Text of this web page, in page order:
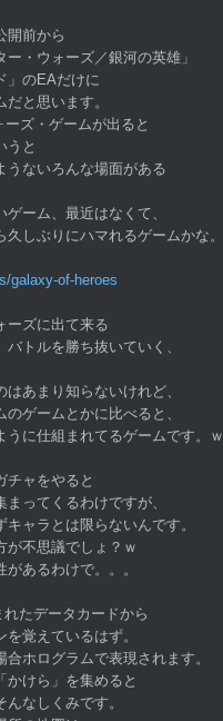
開前から
・ウォーズ／銀河の英雄」
」のEAだけに
と思います。
ズ・ゲームが出ると
うと
うないろんな場面がある
ーム、最近はなくて、
しぶりにハマれるゲームかな。
galaxy-of-heroes
ーズに出て来る
トルを勝ち抜いていく、
あまり知らないけれど、
ゲームとかに比べると、
に仕組まれてるゲームです。ｗ
チャをやると
ってくるわけですが、
ャラとは限らないんです。
が不思議でしょ？ｗ
あるわけで。。。
たデータカードから
覚えているはず。
ホログラムで表現されます。
かけら」を集めると
なしくみです。